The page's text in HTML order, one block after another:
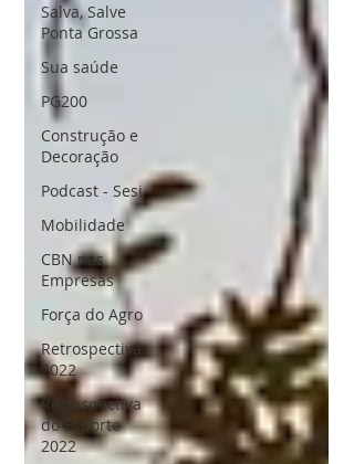
Salva, Salve
Ponta Grossa
Sua saúde
PG200
Construção e
Decoração
Podcast - Sesi
Mobilidade
CBN nas
Empresas
Força do Agro
Retrospectiva
2022
Retrospectiva
do Esporte
2022